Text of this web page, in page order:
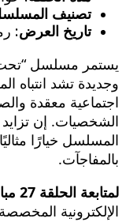
تصنيف المسلسل:
تاريخ العرض : رمضان 2025.
مسلسل “تحت سابع
تشد انتباه
معقدة والصراعات
إن تزايد
خيارًا مثاليًا لمن
27 مباشرة
،
المخصصة